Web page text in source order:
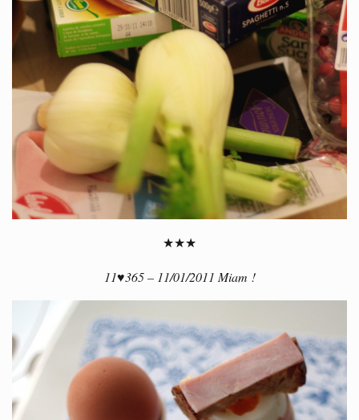
★★★
11♥365 – 11/01/2011 Miam !